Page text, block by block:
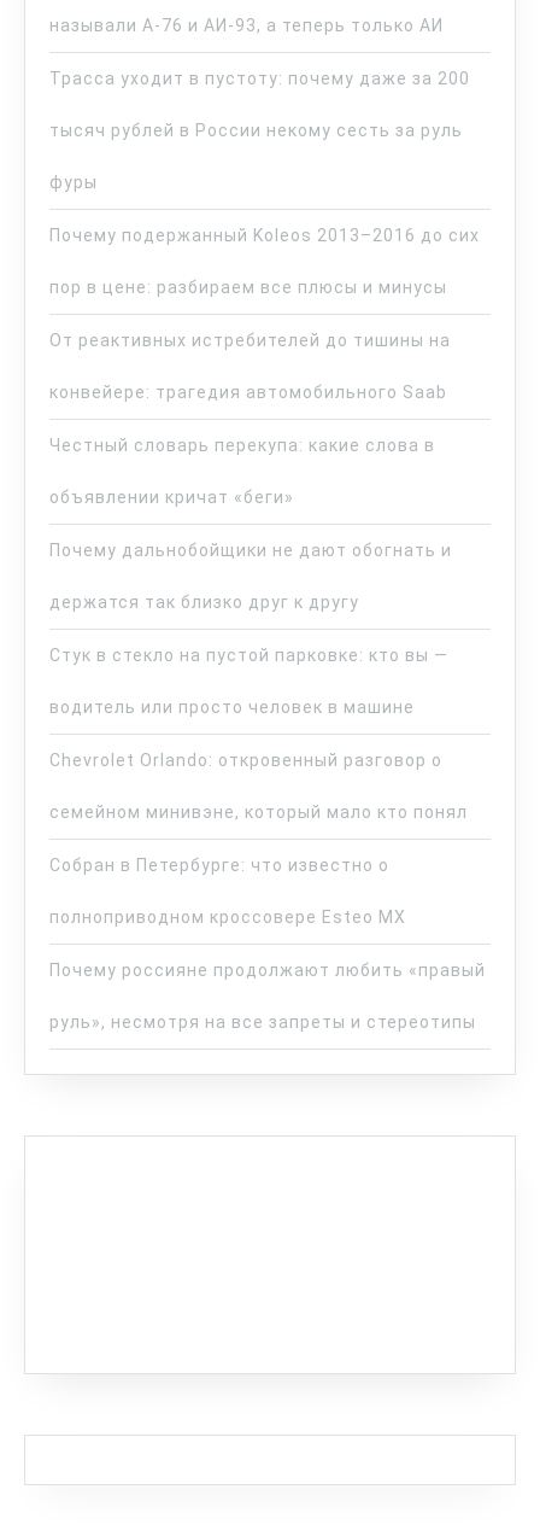
называли А-76 и АИ-93, а теперь только АИ
Трасса уходит в пустоту: почему даже за 200
тысяч рублей в России некому сесть за руль
фуры
Почему подержанный Koleos 2013–2016 до сих
пор в цене: разбираем все плюсы и минусы
От реактивных истребителей до тишины на
конвейере: трагедия автомобильного Saab
Честный словарь перекупа: какие слова в
объявлении кричат «беги»
Почему дальнобойщики не дают обогнать и
держатся так близко друг к другу
Стук в стекло на пустой парковке: кто вы —
водитель или просто человек в машине
Chevrolet Orlando: откровенный разговор о
семейном минивэне, который мало кто понял
Собран в Петербурге: что известно о
полноприводном кроссовере Esteo MX
Почему россияне продолжают любить «правый
руль», несмотря на все запреты и стереотипы